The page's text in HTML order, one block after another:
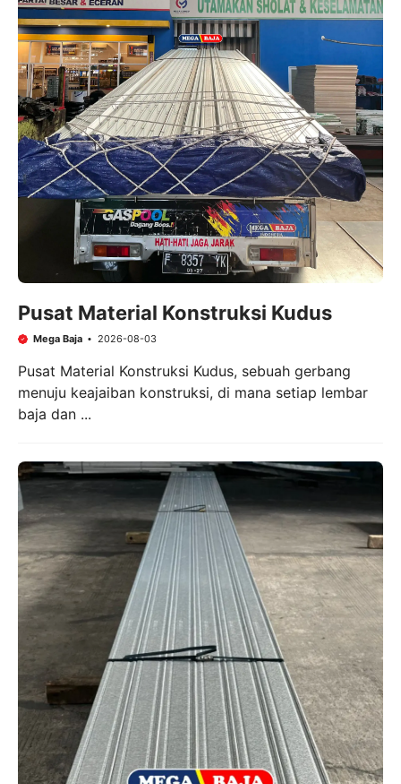
Pusat Material Konstruksi Kudus
Mega Baja 2026-08-03
Pusat Material Konstruksi Kudus, sebuah gerbang
menuju keajaiban konstruksi, di mana setiap lembar
baja dan ...